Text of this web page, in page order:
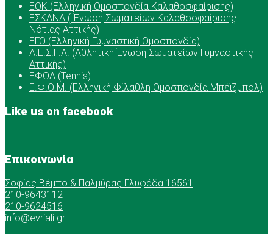
ΕOK (Ελληνική Ομοσπονδία Καλαθοσφαίρισης)
ΕΣΚΑΝΑ ( Ένωση Σωματείων Καλαθοσφαίρισης
Νότιας Αττικής)
ΕΓΟ (Ελληνική Γυμναστική Ομοσπονδία)
Α.Ε.Σ.Γ.Α. (Αθλητική Ένωση Σωματείων Γυμναστικής
Αττικής)
ΕΦΟΑ (Tennis)
Ε.Φ.Ο.Μ. (Ελληνική Φίλαθλη Ομοσπονδία Μπέϊζμπολ)
Like us on facebook
Επικοινωνία
Σοφίας Βέμπο & Παλμύρας Γλυφάδα 16561
210-9643112
210-9624516
info@evriali.gr